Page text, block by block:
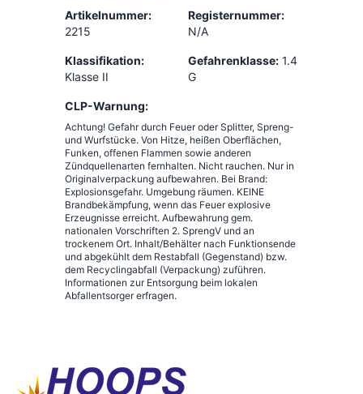
Artikelnummer:
2215
Registernummer:
N/A
Klassifikation:
Klasse II
Gefahrenklasse: 1.4
G
CLP-Warnung:
Achtung! Gefahr durch Feuer oder Splitter, Spreng-
und Wurfstücke. Von Hitze, heißen Oberflächen,
Funken, offenen Flammen sowie anderen
Zündquellenarten fernhalten. Nicht rauchen. Nur in
Originalverpackung aufbewahren. Bei Brand:
Explosionsgefahr. Umgebung räumen. KEINE
Brandbekämpfung, wenn das Feuer explosive
Erzeugnisse erreicht. Aufbewahrung gem.
nationalen Vorschriften 2. SprengV und an
trockenem Ort. Inhalt/Behälter nach Funktionsende
und abgekühlt dem Restabfall (Gegenstand) bzw.
dem Recyclingabfall (Verpackung) zuführen.
Informationen zur Entsorgung beim lokalen
Abfallentsorger erfragen.